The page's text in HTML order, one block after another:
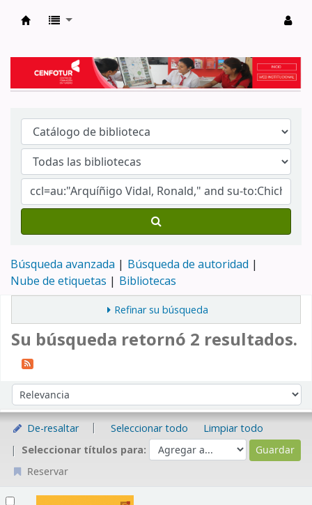
Búsqueda avanzada
Búsqueda de autoridad
Nube de etiquetas
Bibliotecas
Refinar su búsqueda
Su búsqueda retornó 2 resultados.
Ordenar por:
De-resaltar Seleccionar todo
Limpiar todo
Seleccionar títulos para:
Reservar